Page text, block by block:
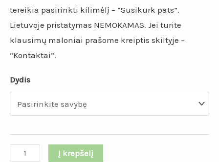
tereikia pasirinkti kilimėlį – “Susikurk pats”.
Lietuvoje pristatymas NEMOKAMAS. Jei turite
klausimų maloniai prašome kreiptis skiltyje –
“Kontaktai”.
Dydis
Į krepšelį